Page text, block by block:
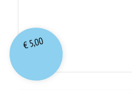
€5,00